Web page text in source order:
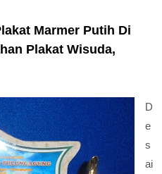
Marmer Putih Di
Plakat Wisuda,
D
e
s
ai